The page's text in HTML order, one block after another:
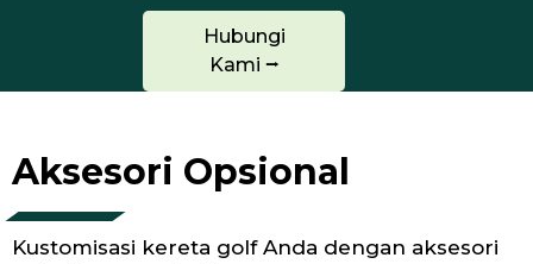
Hubungi
Kami ⭢
Aksesori Opsional
Kustomisasi kereta golf Anda dengan aksesori